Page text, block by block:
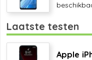
Laatste testen
Apple